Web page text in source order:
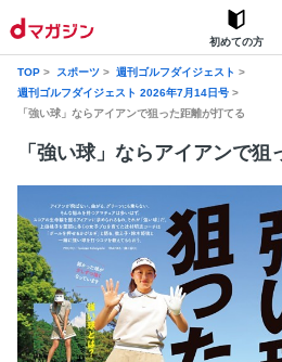
初めての方
TOP スポーツ
週刊ゴルフダイジェスト
週刊ゴルフダイジェスト 2026年7月14日号
「強い球」ならアイアンで狙った距離が打てる
「強い球」ならアイアンで狙